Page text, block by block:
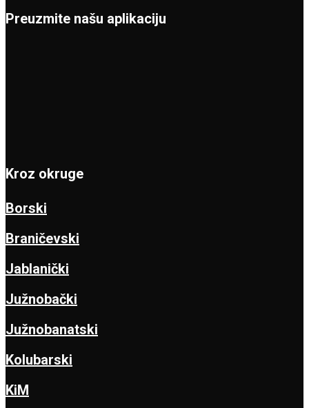
Preuzmite našu aplikaciju
Kroz okruge
Borski
Braničevski
Jablanički
Južnobački
Južnobanatski
Kolubarski
KiM